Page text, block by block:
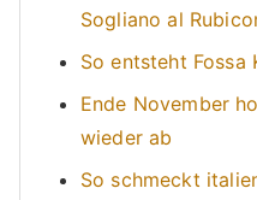
Sogliano al
So entsteht Fossa
Ende November
wieder ab
So schmeckt